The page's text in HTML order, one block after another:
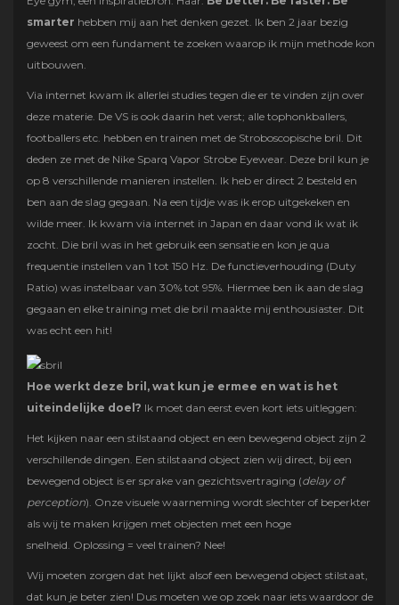
smarter hebben mij aan het denken gezet. Ik ben 2 jaar bezig
geweest om een fundament te zoeken waarop ik mijn methode kon
uitbouwen.
Via internet kwam ik allerlei studies tegen die er te vinden zijn over
deze materie. De VS is ook daarin het verst; alle tophonkballers,
footballers etc. hebben en trainen met de Stroboscopische bril. Dit
deden ze met de Nike Sparq Vapor Strobe Eyewear. Deze bril kun je
op 8 verschillende manieren instellen. Ik heb er direct 2 besteld en
ben aan de slag gegaan. Na een tijdje was ik erop uitgekeken en
wilde meer. Ik kwam via internet in Japan en daar vond ik wat ik
zocht. Die bril was in het gebruik een sensatie en kon je qua
frequentie instellen van 1 tot 150 Hz. De functieverhouding (Duty
Ratio) was instelbaar van 30% tot 95%. Hiermee ben ik aan de slag
gegaan en elke training met die bril maakte mij enthousiaster. Dit
was echt een hit!
Hoe werkt deze bril, wat kun je ermee en wat is het
uiteindelijke doel? Ik moet dan eerst even kort iets uitleggen:
Het kijken naar een stilstaand object en een bewegend object zijn 2
verschillende dingen. Een stilstaand object zien wij direct, bij een
bewegend object is er sprake van gezichtsvertraging (delay of
perception). Onze visuele waarneming wordt slechter of beperkter
als wij te maken krijgen met objecten met een hoge
snelheid. Oplossing = veel trainen? Nee!
Wij moeten zorgen dat het lijkt alsof een bewegend object stilstaat,
dat kun je beter zien! Dus moeten we op zoek naar iets waardoor de